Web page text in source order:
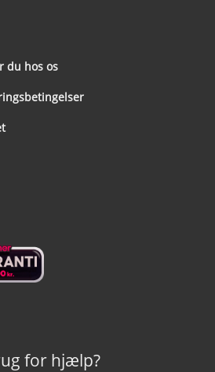
du hos os
for hjælp?